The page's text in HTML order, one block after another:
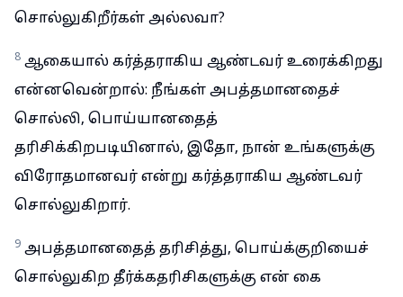
சொல்லுகிறீர்கள் அல்லவா?
8 ஆகையால் கர்த்தராகிய ஆண்டவர் உரைக்கிறது
என்னவென்றால்: நீங்கள் அபத்தமானதைச்
சொல்லி, பொய்யானதைத்
தரிசிக்கிறபடியினால், இதோ, நான் உங்களுக்கு
விரோதமானவர் என்று கர்த்தராகிய ஆண்டவர்
சொல்லுகிறார்.
9 அபத்தமானதைத் தரிசித்து, பொய்க்குறியைச்
சொல்லுகிற தீர்க்கதரிசிகளுக்கு என் கை